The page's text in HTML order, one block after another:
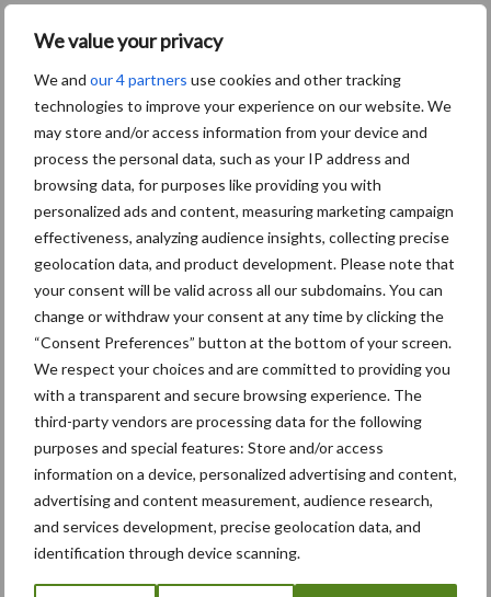
We value your privacy
We and our 4 partners use cookies and other tracking
technologies to improve your experience on our website. We
may store and/or access information from your device and
process the personal data, such as your IP address and
browsing data, for purposes like providing you with
personalized ads and content, measuring marketing campaign
effectiveness, analyzing audience insights, collecting precise
geolocation data, and product development. Please note that
your consent will be valid across all our subdomains. You can
change or withdraw your consent at any time by clicking the
“Consent Preferences” button at the bottom of your screen.
We respect your choices and are committed to providing you
with a transparent and secure browsing experience. The
third-party vendors are processing data for the following
purposes and special features: Store and/or access
information on a device, personalized advertising and content,
advertising and content measurement, audience research,
and services development, precise geolocation data, and
identification through device scanning.
Caterpillar breidt gamma
Themapagina's
Bemesting Gewas & ruwvoer Loonwerk
Compost Dierlijke mest
Toon meer